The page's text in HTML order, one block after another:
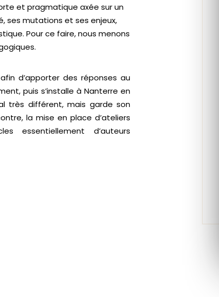
et pragmatique axée sur un
ses mutations et ses enjeux,
Pour ce faire, nous menons
d’apporter des réponses au
puis s’installe à Nanterre en
très différent, mais garde son
la mise en place d’ateliers
essentiellement d’auteurs